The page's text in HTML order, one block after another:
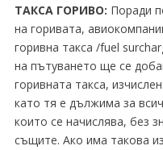
ТАКСА ГОРИВО: Поради
на горивата,
горивна такса /fuel
на пътуването ще се
горивната такса,
като тя е дължима за
които се начислява, без
същите. Ако има такова